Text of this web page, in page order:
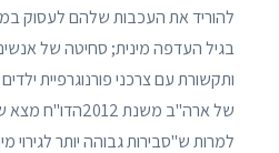
להוריד את העכבות שלהם לעסוק
בגיל העדפה מינית; סחיטה של
ותקשורת עם צרכני פורנוגרפיית
של ארה"ב משנת
למרות ש"סבירות גבוהה יותר לגירוי